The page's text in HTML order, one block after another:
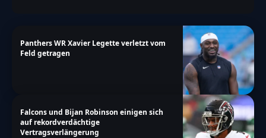
Panthers WR Xavier Legette verletzt vom
Feld getragen
Falcons und Bijan Robinson einigen sich
auf rekordverdächtige
Vertragsverlängerung